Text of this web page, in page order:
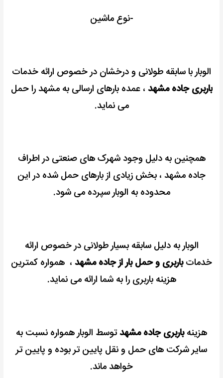
-نوع ماشین
الوبار با سابقه طولانی و درخشان در خصوص ارائه خدمات
باربری جاده مشهد ، عمده بارهای ارسالی به مشهد را حمل
می نماید.
همچنین به دلیل وجود شهرک های صنعتی در اطراف
جاده مشهد ، بخش زیادی از بارهای حمل شده در این
محدوده به الوبار سپرده می شود.
الوبار به دلیل سابقه بسیار طولانی در خصوص ارائه
خدماتباربری و حمل بار از جاده مشهد ، همواره کمترین
هزینه باربری را به شما ارائه می نماید.
هزینهباربری جاده مشهدتوسط الوبار همواره نسبت به
سایر شرکت های حمل و نقل پایین تر بوده و پایین تر
خواهد ماند.